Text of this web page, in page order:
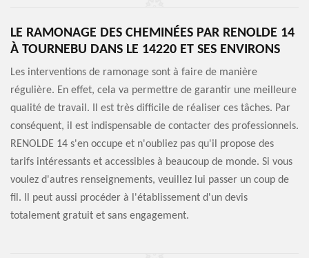
LE RAMONAGE DES CHEMINÉES PAR RENOLDE 14
À TOURNEBU DANS LE 14220 ET SES ENVIRONS
Les interventions de ramonage sont à faire de manière
régulière. En effet, cela va permettre de garantir une meilleure
qualité de travail. Il est très difficile de réaliser ces tâches. Par
conséquent, il est indispensable de contacter des professionnels.
RENOLDE 14 s'en occupe et n'oubliez pas qu'il propose des
tarifs intéressants et accessibles à beaucoup de monde. Si vous
voulez d'autres renseignements, veuillez lui passer un coup de
fil. Il peut aussi procéder à l'établissement d'un devis
totalement gratuit et sans engagement.